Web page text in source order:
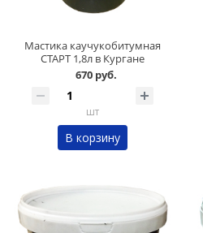
Мастика каучукобитумная
СТАРТ 1,8л в Кургане
670 руб.
шт
В корзину